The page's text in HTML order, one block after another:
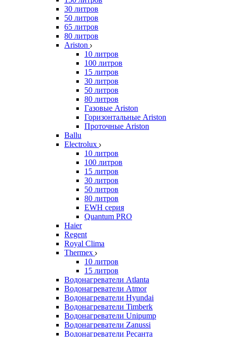
30 литров
50 литров
65 литров
80 литров
Ariston
10 литров
100 литров
15 литров
30 литров
50 литров
80 литров
Газовые Ariston
Горизонтальные Ariston
Проточные Ariston
Ballu
Electrolux
10 литров
100 литров
15 литров
30 литров
50 литров
80 литров
EWH серия
Quantum PRO
Haier
Regent
Royal Clima
Thermex
10 литров
15 литров
Водонагреватели Atlanta
Водонагреватели Atmor
Водонагреватели Hyundai
Водонагреватели Timberk
Водонагреватели Unipump
Водонагреватели Zanussi
Водонагреватели Ресанта